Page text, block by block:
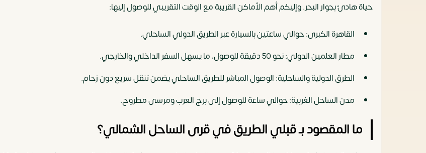
حياة هادئ بجوار البحر. وإليكم أهم الأماكن القريبة مع الوقت التقريبي للوصول إليها:
القاهرة الكبرى: حوالي ساعتين بالسيارة عبر الطريق الدولي الساحلي.
مطار العلمين الدولي: نحو 50 دقيقة للوصول، ما يسهل السفر الداخلي والخارجي.
الطرق الدولية والساحلية: الوصول المباشر للطريق الساحلي يضمن تنقل سريع دون زحام.
مدن الساحل الغربية: حوالي ساعة للوصول إلى برج العرب ومرسى مطروح.
ما المقصود بـ قبلي الطريق في قرى الساحل الشمالي؟